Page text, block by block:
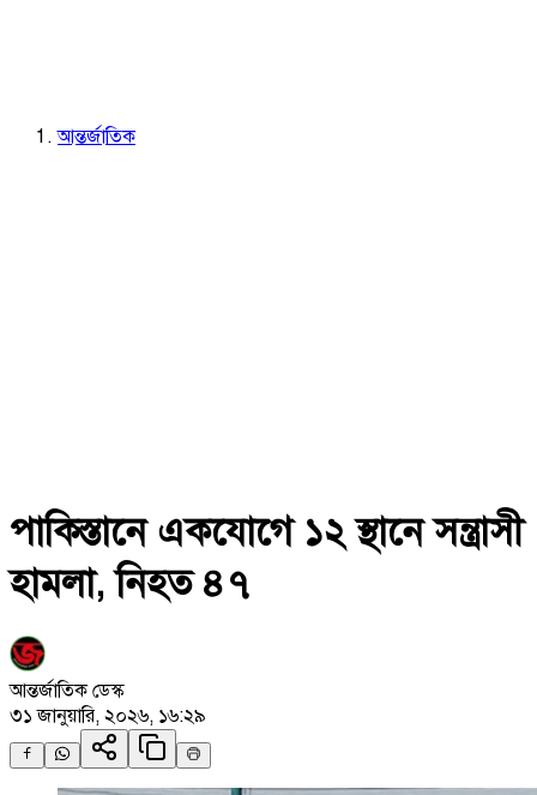
আন্তর্জাতিক
পাকিস্তানে একযোগে ১২ স্থানে সন্ত্রাসী
হামলা, নিহত ৪৭
আন্তর্জাতিক ডেস্ক
৩১ জানুয়ারি, ২০২৬, ১৬:২৯